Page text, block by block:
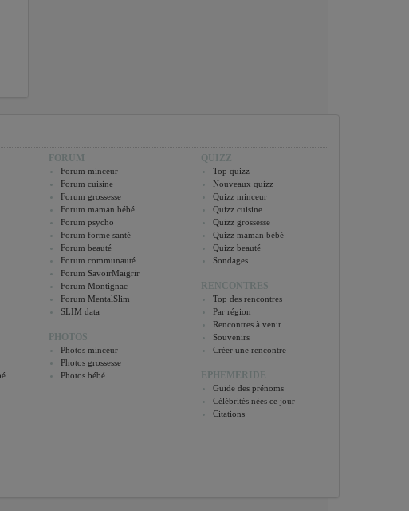
FORUM
Forum minceur
Forum cuisine
Forum grossesse
Forum maman bébé
Forum psycho
Forum forme santé
Forum beauté
Forum communauté
Forum SavoirMaigrir
Forum Montignac
Forum MentalSlim
SLIM data
PHOTOS
Photos minceur
Photos grossesse
Photos bébé
QUIZZ
Top quizz
Nouveaux quizz
Quizz minceur
Quizz cuisine
Quizz grossesse
Quizz maman bébé
Quizz beauté
Sondages
RENCONTRES
Top des rencontres
Par région
Rencontres à venir
Souvenirs
Créer une rencontre
EPHEMERIDE
Guide des prénoms
Célébrités nées ce jour
Citations